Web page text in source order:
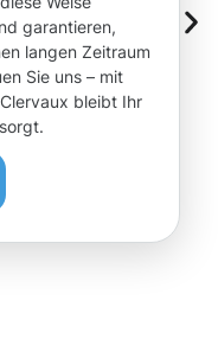
garantieren,
langen Zeitraum
Sie uns – mit
bleibt Ihr